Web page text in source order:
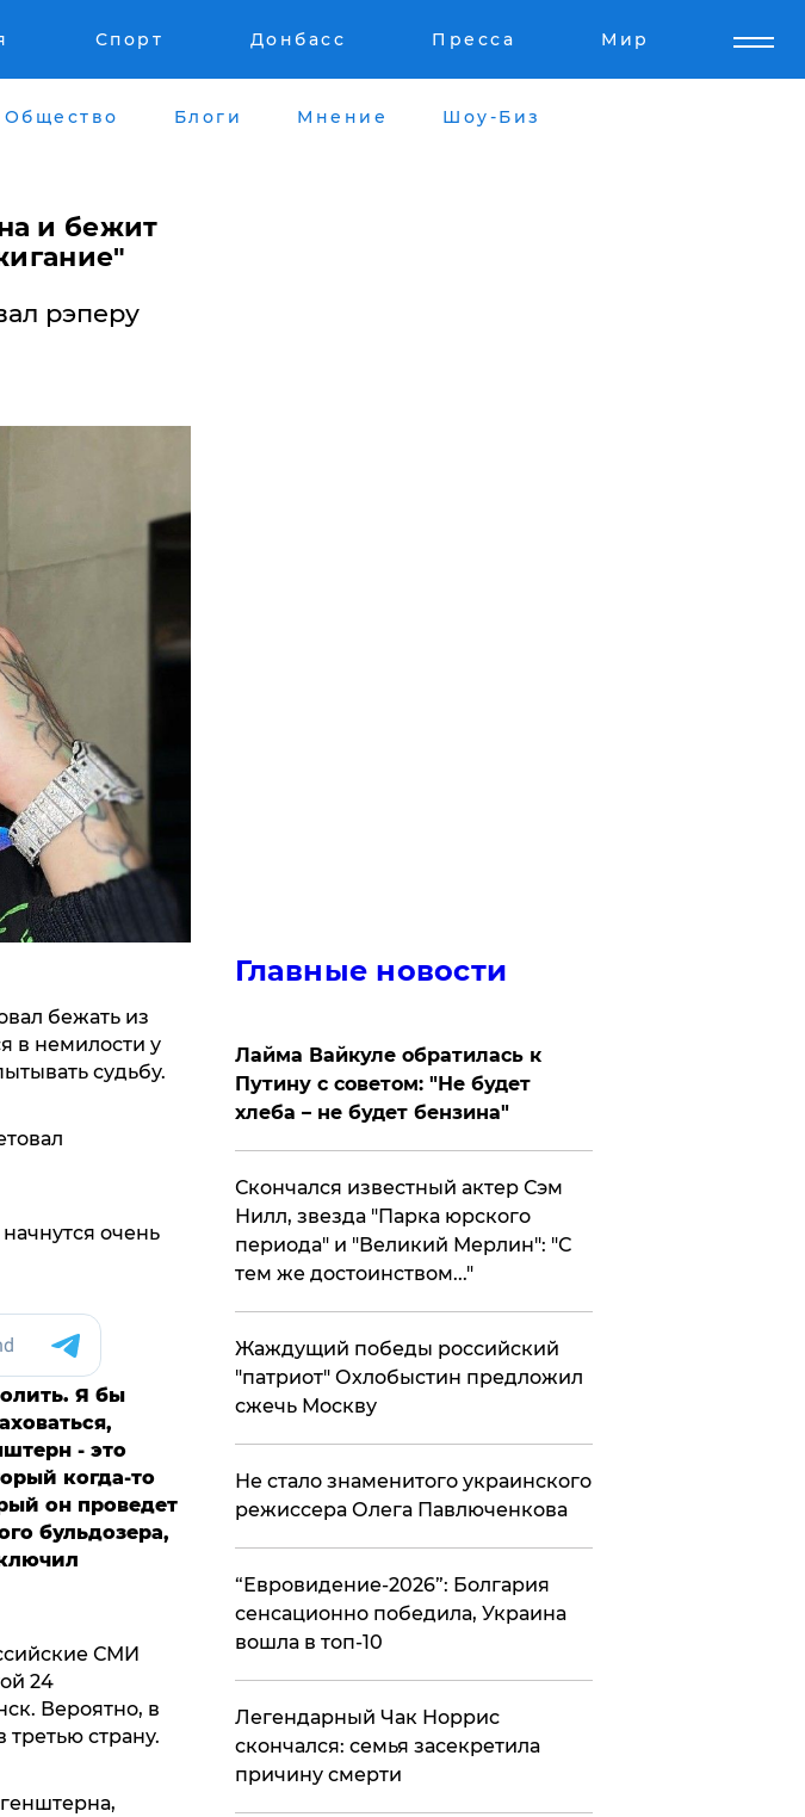
Спорт Донбасс Пресса Мир
Общество Блоги Мнение Шоу-Биз
и бежит
рэперу
бежать из
в немилости у
судьбу.
очень
Я бы
- это
когда-то
он проведет
бульдозера,
СМИ
24
Вероятно, в
страну.
Главные новости
Лайма Вайкуле обратилась к
Путину с советом: "Не будет
хлеба – не будет бензина"
Скончался известный актер Сэм
Нилл, звезда "Парка юрского
периода" и "Великий Мерлин": "С
тем же достоинством..."
Жаждущий победы российский
"патриот" Охлобыстин предложил
сжечь Москву
Не стало знаменитого украинского
режиссера Олега Павлюченкова
​“Евровидение-2026”: Болгария
сенсационно победила, Украина
вошла в топ-10
​Легендарный Чак Норрис
скончался: семья засекретила
причину смерти